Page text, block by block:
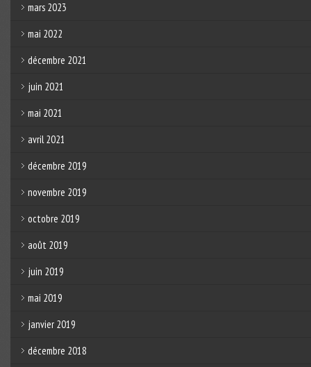
mars 2023
mai 2022
décembre 2021
juin 2021
mai 2021
avril 2021
décembre 2019
novembre 2019
octobre 2019
août 2019
juin 2019
mai 2019
janvier 2019
décembre 2018